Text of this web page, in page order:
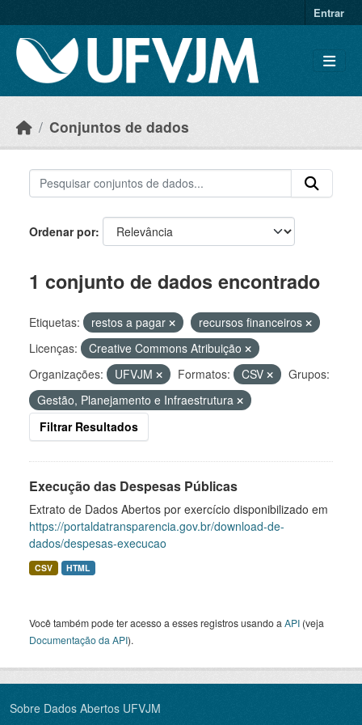
Entrar
Conjuntos de dados
Ordenar por
1 conjunto de dados encontrado
Etiquetas: restos a pagar
recursos financeiros
Licenças:
Creative Commons Atribuição
Organizações:
UFVJM Formatos: CSV
Grupos:
Gestão, Planejamento e Infraestrutura
Filtrar Resultados
Execução das Despesas Públicas
Extrato de Dados Abertos por exercício disponibilizado em
https://portaldatransparencia.gov.br/download-de-
dados/despesas-execucao
CSV HTML
Você também pode ter acesso a esses registros usando a API (veja
Documentação da API).
Sobre Dados Abertos UFVJM